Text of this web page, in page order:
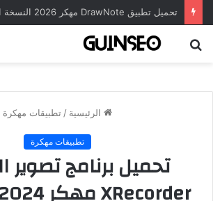
الرئيسية / تطبيقات مهكرة
تطبيقات مهكرة
تحميل برنامج